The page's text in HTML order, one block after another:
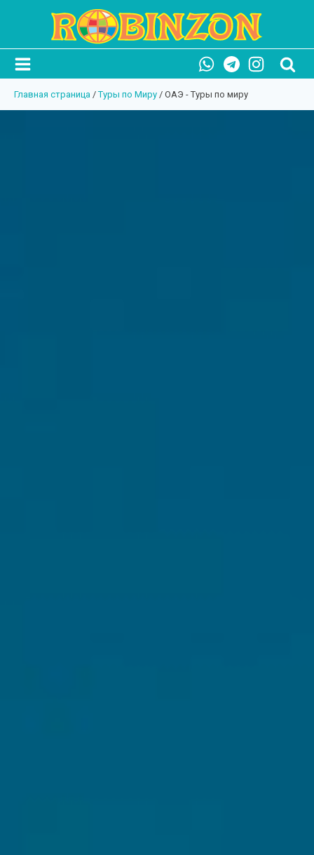
Главная страница /Туры по Миру / ОАЭ - Туры по миру